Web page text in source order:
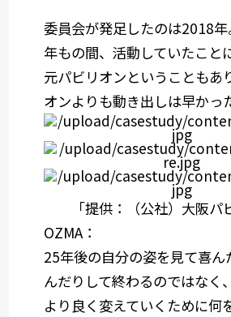
委員会が発足したのは2018
年もの間、活動していたこと
元パビリオンということもあ
オンよりも動き出しは早かっ
「提供：（公社）大阪パ
OZMA：
25年後の自分の姿を見て喜ん
んだりして終わるのではなく
より良く変えていくために何